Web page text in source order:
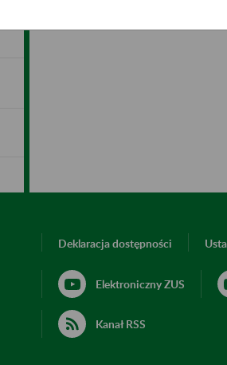
Deklaracja dostępności
Elektroniczny ZUS
Kanał RSS